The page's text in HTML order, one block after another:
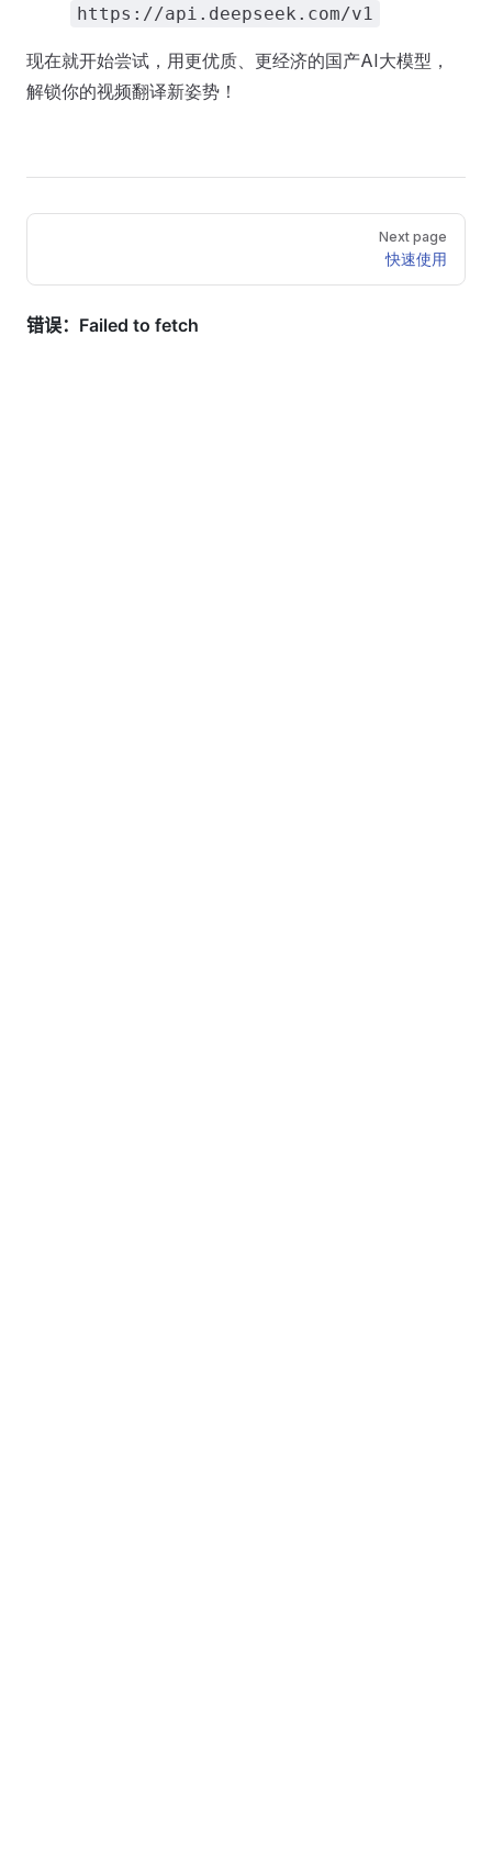
https://api.deepseek.com/v1
现在就开始尝试，用更优质、更经济的国产AI大模型，
解锁你的视频翻译新姿势！
Pager
Next page
快速使用